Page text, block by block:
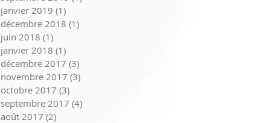
janvier 2019 (1)
décembre 2018 (1)
juin 2018 (1)
janvier 2018 (1)
décembre 2017 (3)
novembre 2017 (3)
octobre 2017 (3)
septembre 2017 (4)
août 2017 (2)